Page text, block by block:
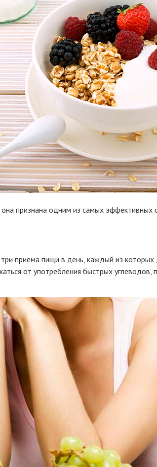
признана одним из самых эффективных
приема пищи в день, каждый из
от употребления быстрых